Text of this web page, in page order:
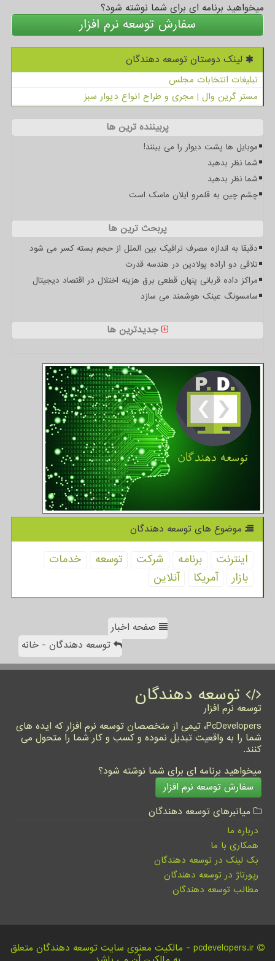
میخواهید برنامه ای برای شما نوشته شود؟
سفارش توسعه نرم افزار
لینک دوستان توسعه دهندگان
تبلیغات انتخابات مجلس
مستر گرین وال | مجری و طراح انواع دیوار سبز
پربیننده ترین ها
موبایل ها پشت دیوار را می بینند!
شما نظر بدهید
شما نظر بدهید
چشم چین به قلمرو ایلان ماسک است
پربحث ترین ها
دقیقا به اندازه مصرف ترافیک بین الملل از حجم بسته کسر می شود
تلاقی دو اراده پولادین در هندسه قدرت
مراکز داده قربانی پنهان قطعی برق هزینه اختلال در اقتصاد دیجیتال
سامسونگ عینک هوشمند می سازد
جدیدترین ها
موضوع های توسعه دهندگان
اینترنت برنامه شركت توسعه
خدمات
بازار
آمریكا آنلاین
صفحه اخبار
توسعه دهندگان - خانه
توسعه دهندگان
توسعه نرم افزار
PcDevelopers، تیمی از متخصصان توسعه نرم افزار که ایده های
شما را به واقعیت تبدیل نموده و کسب و کار شما را متحول می
کنند.
میخواهید برنامه ای برای شما نوشته شود؟
سفارش توسعه نرم افزار
میانبرهای توسعه دهندگان
درباره ما
همکاری با ما
بک لینک در توسعه دهندگان
رپورتاژ در توسعه دهندگان
مطالب توسعه دهندگان
pcdevelopers.ir - مالکیت معنوی سایت توسعه دهندگان متعلق